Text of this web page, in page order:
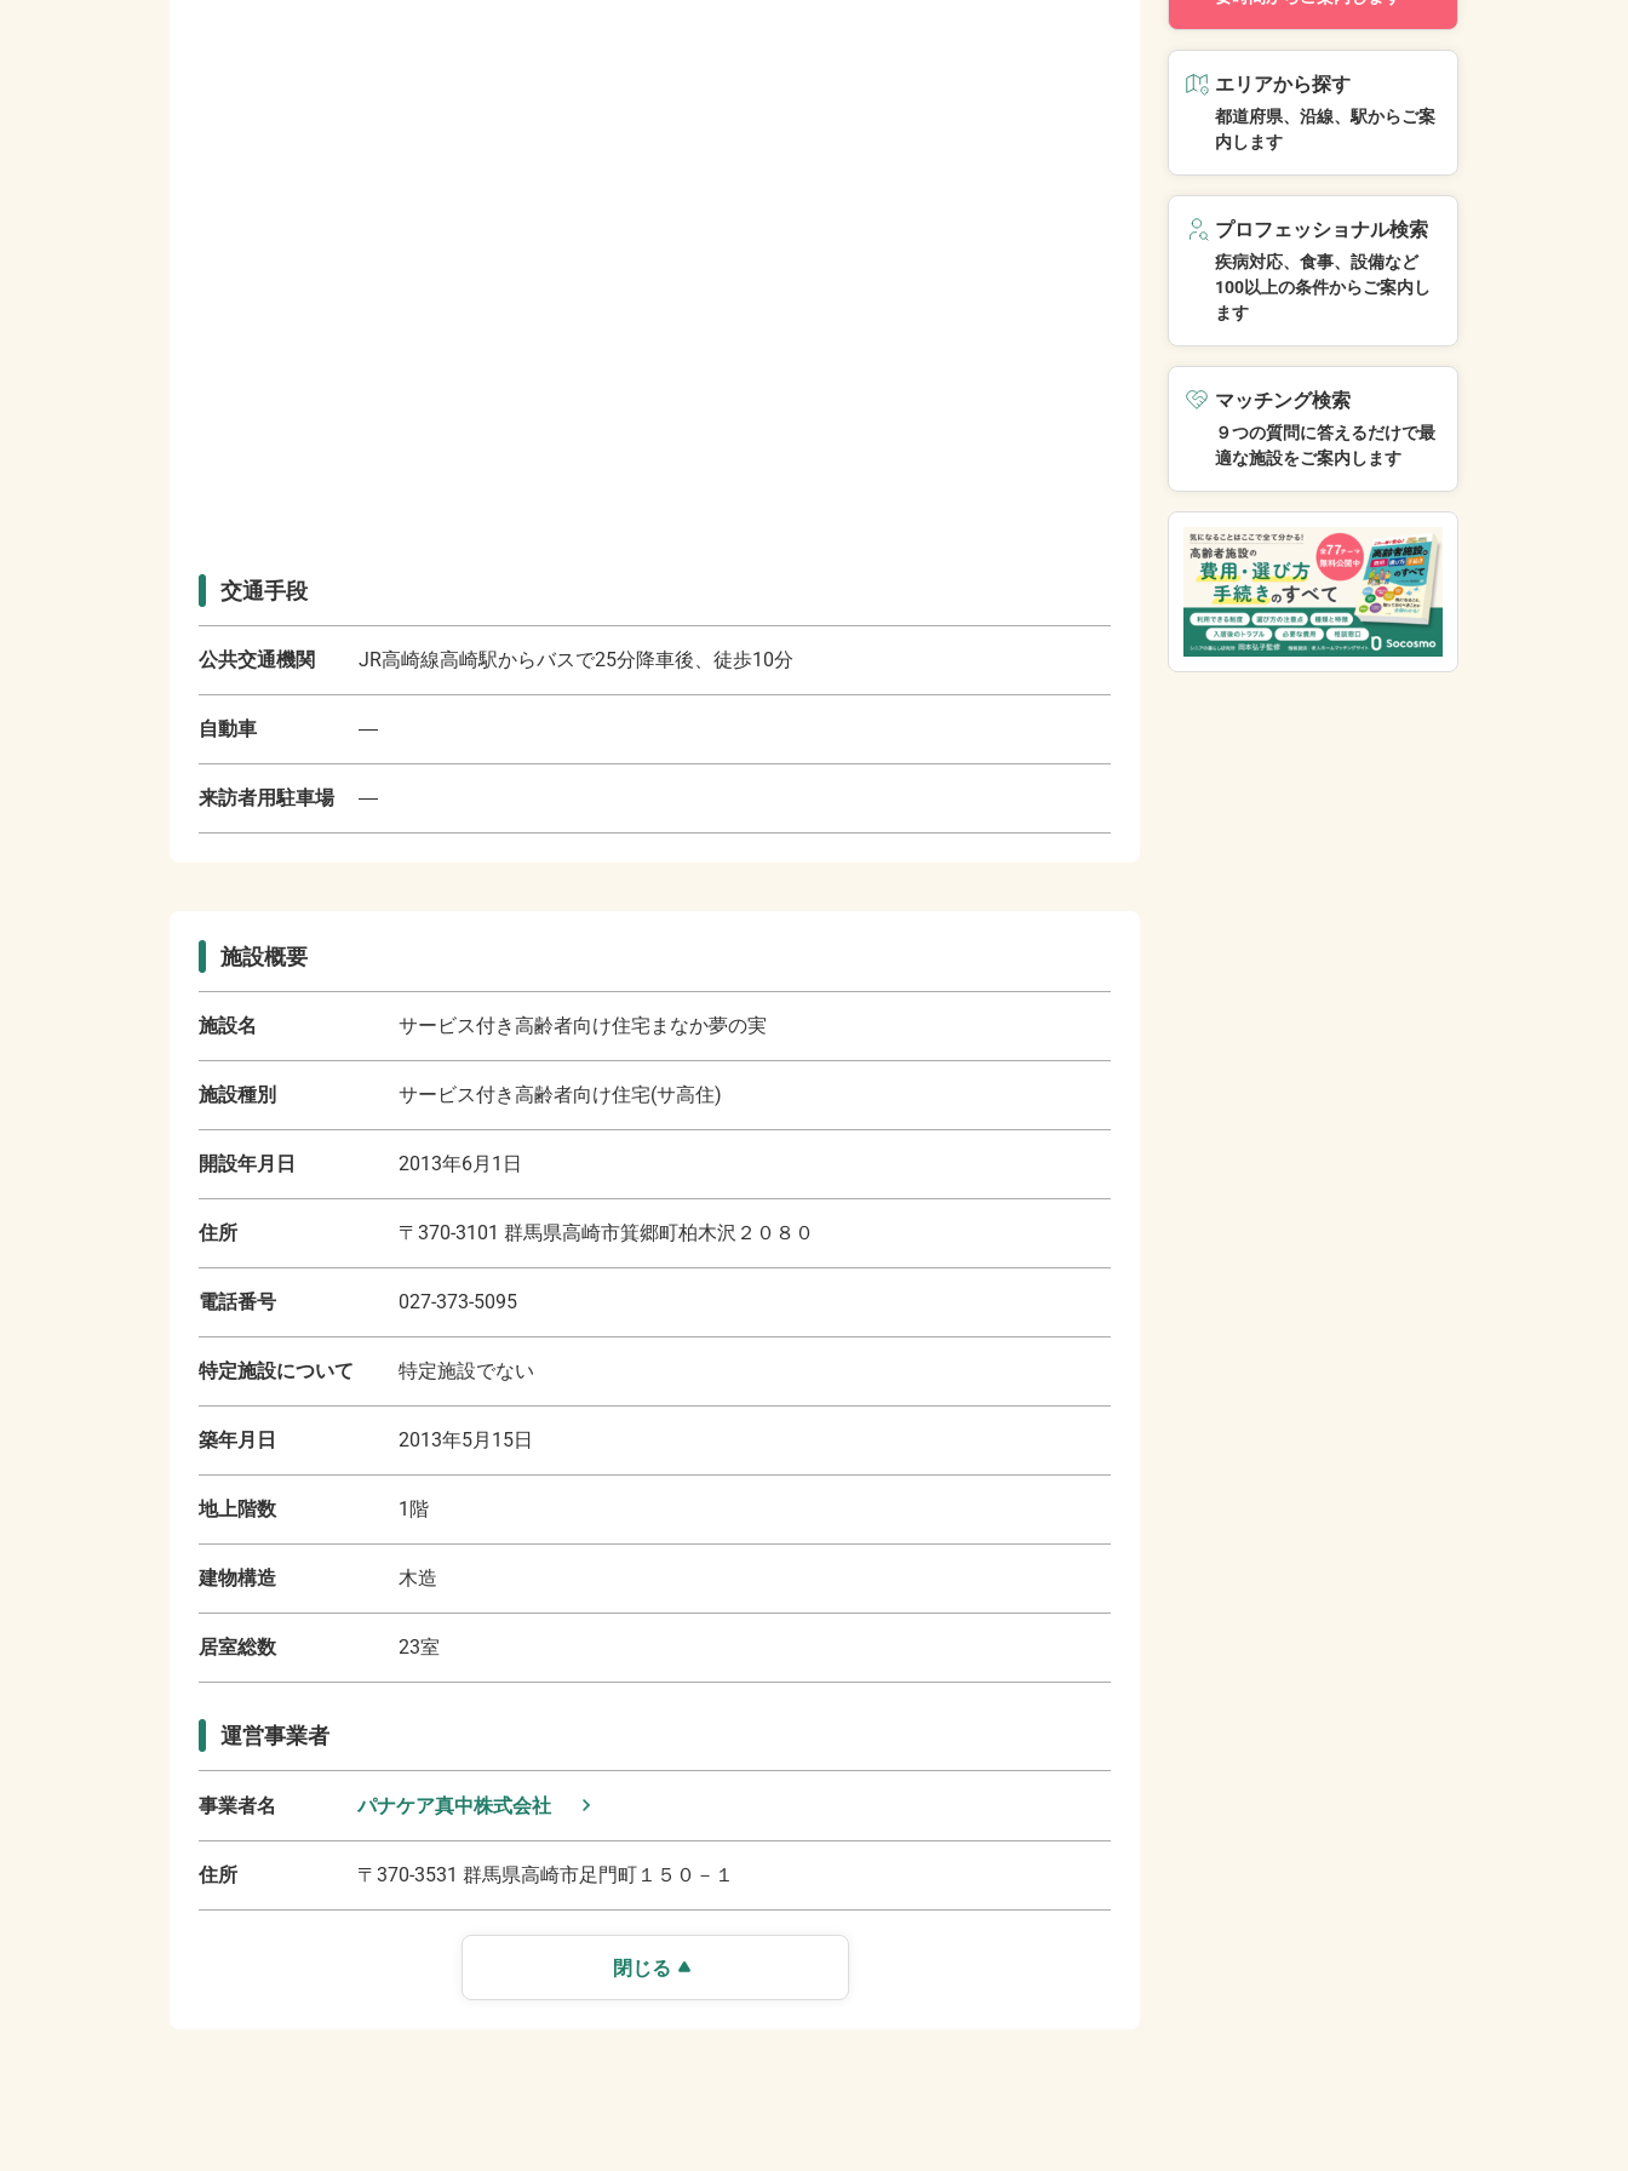
交通手段
公共交通機関 JR高崎線高崎駅からバスで25分降車後、徒歩10分
自動車 ―
来訪者用駐車場 ―
施設概要
施設名 サービス付き高齢者向け住宅まなか夢の実
施設種別 サービス付き高齢者向け住宅(サ高住)
開設年月日 2013年6月1日
住所 〒 370-3101 群馬県高崎市箕郷町柏木沢２０８０
電話番号 027-373-5095
特定施設について 特定施設でない
築年月日 2013年5月15日
地上階数 1 階
建物構造 木造
居室総数 23室
運営事業者
事業者名 パナケア真中株式会社
住所 〒 370-3531 群馬県高崎市足門町１５０－１
閉じる
エリアから探す
都道府県、沿線、駅からご案
内します
プロフェッショナル検索
疾病対応、食事、設備など
100以上の条件からご案内し
ます
マッチング検索
９つの質問に答えるだけで最
適な施設をご案内します